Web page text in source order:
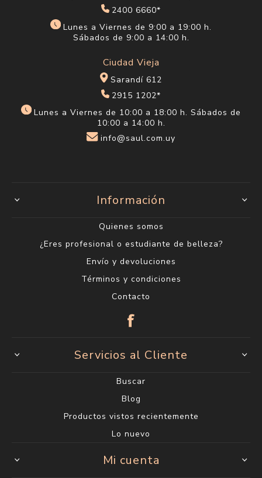
2400 6660*
Lunes a Viernes de 9:00 a 19:00 h.
Sábados de 9:00 a 14:00 h.
Ciudad Vieja
Sarandí 612
2915 1202*
Lunes a Viernes de 10:00 a 18:00 h. Sábados de
10:00 a 14:00 h.
info@saul.com.uy
Información
Quienes somos
¿Eres profesional o estudiante de belleza?
Envío y devoluciones
Términos y condiciones
Contacto
Servicios al Cliente
Buscar
Blog
Productos vistos recientemente
Lo nuevo
Mi cuenta